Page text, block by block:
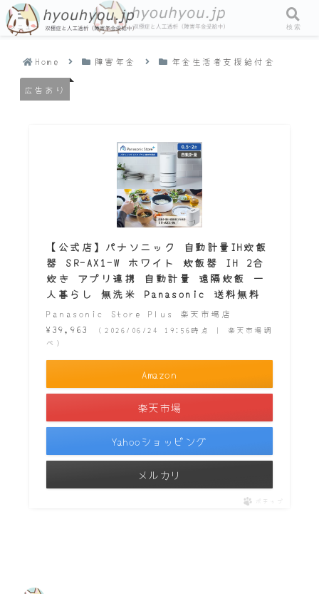
Home 障害年金 年金生活者支援給付金
広告あり
【公式店】パナソニック 自動計量IH炊飯
器 SR-AX1-W ホワイト 炊飯器 IH 2合
炊き アプリ連携 自動計量 遠隔炊飯 一
人暮らし 無洗米 Panasonic 送料無料
Panasonic Store Plus 楽天市場店
¥39,963
（2026/06/24 19:56時点 | 楽天市場調
べ）
Amazon
楽天市場
Yahooショッピング
メルカリ
ポチップ
メニュー 検索